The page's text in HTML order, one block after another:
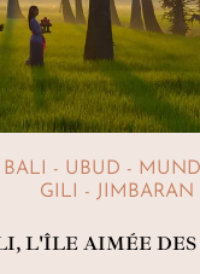
BALI - UBUD -
GILI - JIMBARAN
L'ÎLE AIMÉE